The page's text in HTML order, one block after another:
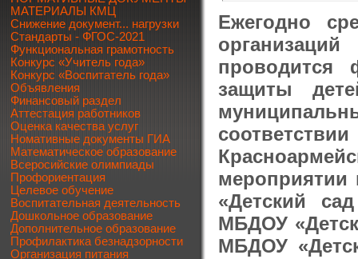
Ежегодно
проводится
защиты
«Детский
МБДОУ
МБДОУ
МАТЕРИАЛЫ КМЦ
Снижение документ... нагрузки
Стандарты - ФГОС-2021
Функциональная грамотность
Конкурс «Учитель года»
Конкурс «Воспитатель года»
Объявления
Финансовый раздел
Аттестация работников
Оценка качества услуг
Номативные документы ГИА
Математическое образование
Всеросийские олимпиады
Профориентация
Целевое обучение
Воспитательная деятельность
Дошкольное образование
Дополнительное образование
Профилактика безнадзорности
Организация питания